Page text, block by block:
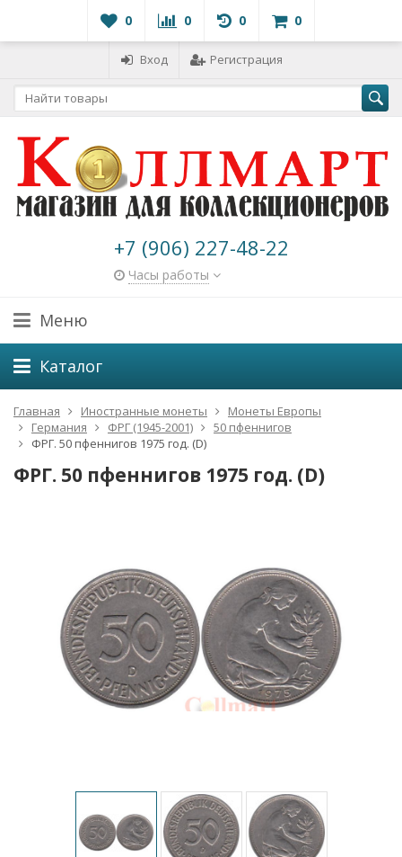
0 0 0 0
Вход Регистрация
+7 (906) 227-48-22
Часы работы
Меню
Каталог
Главная Иностранные монеты
Монеты Европы
Германия
ФРГ (1945-2001)
50 пфеннигов
ФРГ. 50 пфеннигов 1975 год. (D)
ФРГ. 50 пфеннигов 1975 год. (D)